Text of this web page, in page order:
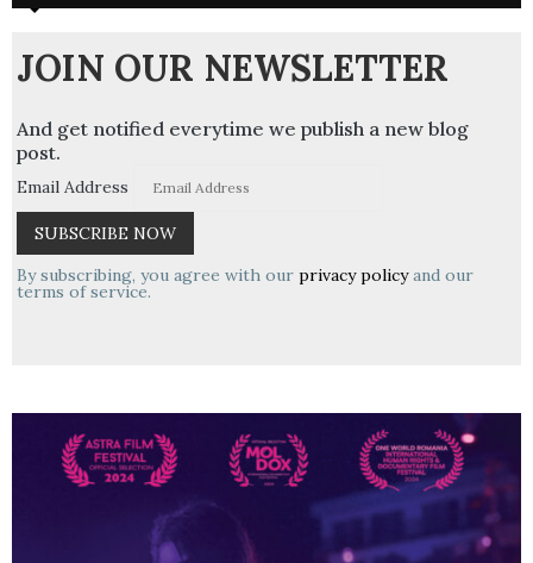
JOIN OUR NEWSLETTER
And get notified everytime we publish a new blog
post.
Email Address
By subscribing, you agree with our privacy policyand our
terms of service.